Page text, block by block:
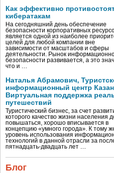
Как эффективно
кибератакам
На сегодняшний день обеспечение
безопасности корпоративных
является одной из наиболее
целей для любой компании вне
зависимости от масштабов и сферы
деятельности. Рынок
безопасности развивается, а это
что и …
Наталья Абрамович,
информационный центр
Виртуальная поддержка
путешествий
Туристический бизнес, за счет
которого качество жизни населения
повышаться, хорошо вписывается в
концепцию «умного города». К тому
уровень использования
технологий в данной отрасли за
пятнадцать-двадцать лет …
Блог